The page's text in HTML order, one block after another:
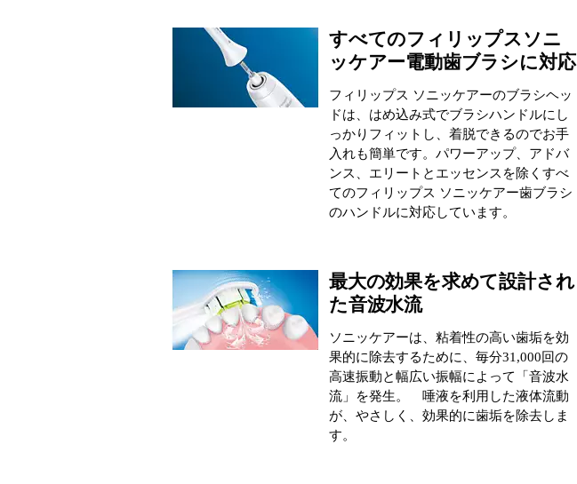
すべてのフィリップスソニ
ッケアー電動歯ブラシに対応
フィリップス ソニッケアーのブラシヘッ
ドは、はめ込み式でブラシハンドルにし
っかりフィットし、着脱できるのでお手
入れも簡単です。パワーアップ、アドバ
ンス、エリートとエッセンスを除くすべ
てのフィリップス ソニッケアー歯ブラシ
のハンドルに対応しています。
最大の効果を求めて設計され
た音波水流
ソニッケアーは、粘着性の高い歯垢を効
果的に除去するために、毎分31,000回の
高速振動と幅広い振幅によって「音波水
流」を発生。 唾液を利用した液体流動
が、やさしく、効果的に歯垢を除去しま
す。